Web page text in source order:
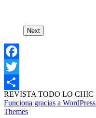
Next
Facebook
Twitter
Compartir
REVISTA TODO LO CHIC
Funciona gracias a WordPress
Themes